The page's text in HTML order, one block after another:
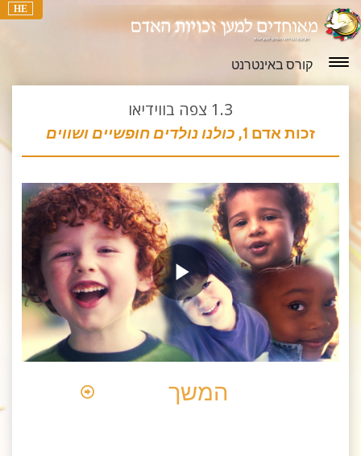
HE
קורס באינטרנט
1.3 צפה בווידיאו
זכות אדם 1, כולנו נולדים חופשיים ושווים
Play
Video
המשך